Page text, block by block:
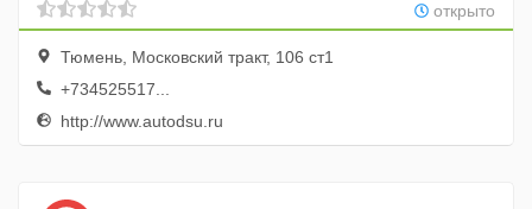
открыто
Тюмень, Московский тракт, 106 ст1
+734525517...
http://www.autodsu.ru